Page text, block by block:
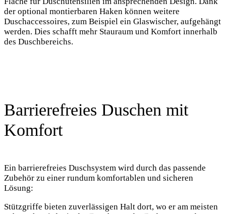
der optional montierbaren Haken können weitere
Duschaccessoires, zum Beispiel ein Glaswischer, aufgehängt
werden. Dies schafft mehr Stauraum und Komfort innerhalb
des Duschbereichs.
Barrierefreies Duschen mit
Komfort
Ein barrierefreies Duschsystem wird durch das passende
Zubehör zu einer rundum komfortablen und sicheren
Lösung:
Stützgriffe bieten zuverlässigen Halt dort, wo er am meisten